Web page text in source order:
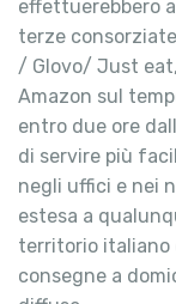
effettuerebbero
terze
/ Glovo/ Just
Amazon sul
entro due ore
di servire più
negli uffici e nei
estesa a
territorio italiano
consegne a